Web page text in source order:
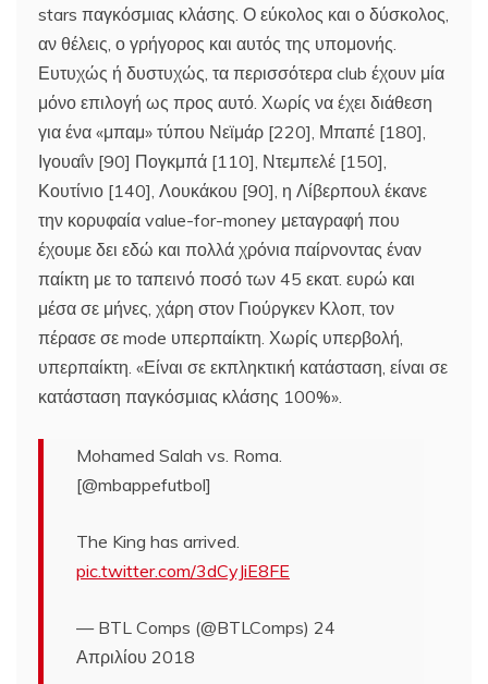
stars παγκόσμιας κλάσης. Ο εύκολος και ο δύσκολος,
αν θέλεις, ο γρήγορος και αυτός της υπομονής.
Ευτυχώς ή δυστυχώς, τα περισσότερα club έχουν μία
μόνο επιλογή ως προς αυτό. Χωρίς να έχει διάθεση
για ένα «μπαμ» τύπου Νεϊμάρ [220], Μπαπέ [180],
Ιγουαΐν [90] Πογκμπά [110], Ντεμπελέ [150],
Κουτίνιο [140], Λουκάκου [90], η Λίβερπουλ έκανε
την κορυφαία value-for-money μεταγραφή που
έχουμε δει εδώ και πολλά χρόνια παίρνοντας έναν
παίκτη με το ταπεινό ποσό των 45 εκατ. ευρώ και
μέσα σε μήνες, χάρη στον Γιούργκεν Κλοπ, τον
πέρασε σε mode υπερπαίκτη. Χωρίς υπερβολή,
υπερπαίκτη. «Είναι σε εκπληκτική κατάσταση, είναι σε
κατάσταση παγκόσμιας κλάσης 100%».
Mohamed Salah vs. Roma.
[@mbappefutbol]
The King has arrived.
pic.twitter.com/3dCyJiE8FE
— BTL Comps (@BTLComps) 24
Απριλίου 2018